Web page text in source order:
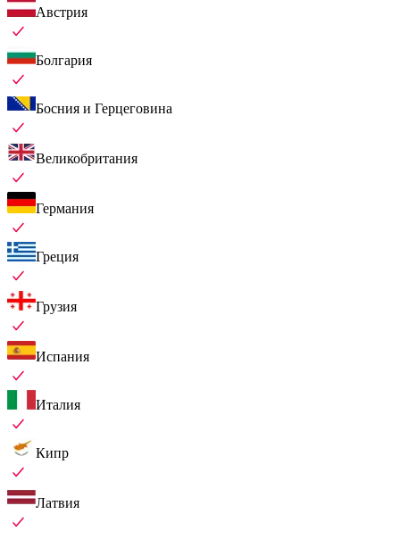
Австрия
Болгария
Босния и Герцеговина
Великобритания
Германия
Греция
Грузия
Испания
Италия
Кипр
Латвия